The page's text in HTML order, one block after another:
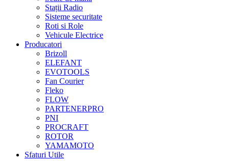
Stații Radio
Sisteme securitate
Roti si Role
Vehicule Electrice
Producatori
Brizoll
ELEFANT
EVOTOOLS
Fan Courier
Fleko
FLOW
PARTENERPRO
PNI
PROCRAFT
ROTOR
YAMAMOTO
Sfaturi Utile